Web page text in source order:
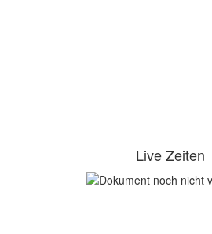
Live Zeiten